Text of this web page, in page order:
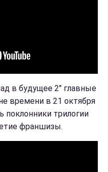
в будущее 2" главные
времени в 21 октября
поклонники трилогии
франшизы.